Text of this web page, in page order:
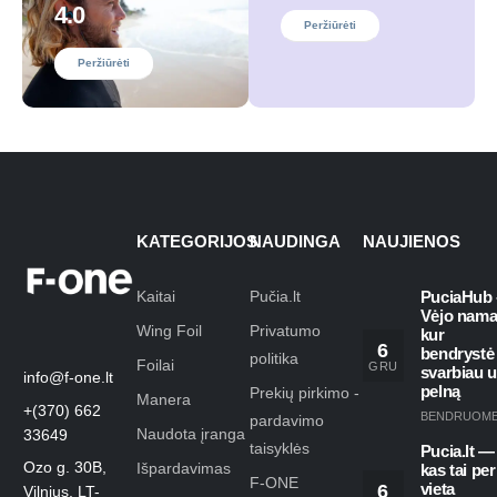
4.0
Peržiūrėti
Peržiūrėti
info@f-one.lt
+(370) 662
33649
Ozo g. 30B,
Vilnius, LT-
KATEGORIJOS
Kaitai
Wing Foil
Foilai
Manera
Naudota įranga
Išpardavimas
NAUDINGA
Pučia.lt
Privatumo
politika
Prekių pirkimo -
pardavimo
taisyklės
F-ONE
NAUJIENOS
6
GRU
PuciaHub
Vėjo
kur
bendrystė
svarbiau
pelną
6
Pucia.lt —
kas tai per
vieta